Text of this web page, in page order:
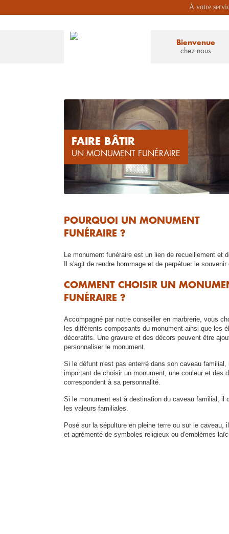
À votre
Bienvenue
chez nous
FAIRE BÂTIR
UN MONUMENT FUNÉRAIRE
POURQUOI UN MONUMENT
FUNÉRAIRE ?
Le monument funéraire est un lien de recueillement et
Il s'agit de rendre hommage et de perpétuer le
COMMENT CHOISIR UN
FUNÉRAIRE ?
Accompagné par notre conseiller en marbrerie, vous
les différents composants du monument ainsi que les
décoratifs. Une gravure et des décors peuvent être
personnaliser le monument.
Si le défunt n'est pas enterré dans son caveau familial,
important de choisir un monument, une couleur et des
correspondent à sa personnalité.
Si le monument est à destination du caveau familial, il
les valeurs familiales.
Posé sur la sépulture en pleine terre ou sur le caveau,
et agrémenté de symboles religieux ou d'emblèmes